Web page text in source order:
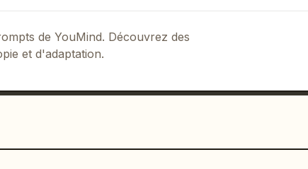
de YouMind. Découvrez des
et d'adaptation.